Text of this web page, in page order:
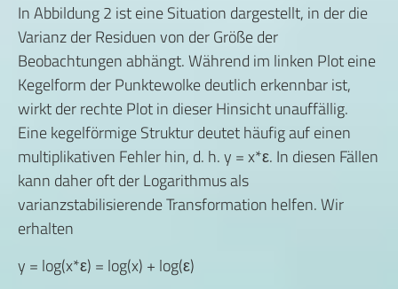
In Abbildung 2 ist eine Situation dargestellt, in der die
Varianz der Residuen von der Größe der
Beobachtungen abhängt. Während im linken Plot eine
Kegelform der Punktewolke deutlich erkennbar ist,
wirkt der rechte Plot in dieser Hinsicht unauffällig.
Eine kegelförmige Struktur deutet häufig auf einen
multiplikativen Fehler hin, d. h. y = x*ε. In diesen Fällen
kann daher oft der Logarithmus als
varianzstabilisierende Transformation helfen. Wir
erhalten
y = log(x*ε) = log(x) + log(ε)